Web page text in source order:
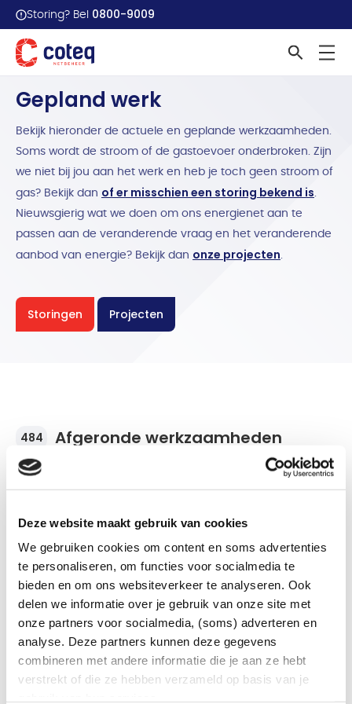
Deze website maakt gebruik van cookies
We gebruiken cookies om content en soms advertenties
te personaliseren, om functies voor socialmedia te
bieden en om ons websiteverkeer te analyseren. Ook
delen we informatie over je gebruik van onze site met
onze partners voor socialmedia, (soms) adverteren en
analyse. Deze partners kunnen deze gegevens
combineren met andere informatie die je aan ze hebt
verstrekt of die ze hebben verzameld op basis van je
Storing? Bel 0800-9009
Home Werkzaamheden overzicht
Gepland werk
Bekijk hieronder de actuele en geplande werkzaamheden.
Soms wordt de stroom of de gastoevoer onderbroken. Zijn
we niet bij jou aan het werk en heb je toch geen stroom of
gas? Bekijk dan of er misschien een storing bekend is.
Nieuwsgierig wat we doen om ons energienet aan te
passen aan de veranderende vraag en het veranderende
aanbod van energie? Bekijk dan onze projecten.
Storingen Projecten
484 Afgeronde werkzaamheden
Stroomonderbreking
De werkzaamheden zijn afgerond.
Postcode Plaats en wijk/buurt
28-07-2026 | 08:30 28-07-2026 | 15:00
Aantal klanten Soort werkzaamheden
Stroomonderbreking
De werkzaamheden zijn afgerond.
Postcodes
7572AB 7572ZV
Plaats en wijk/buurt
Oldenzaal
Van
24-07-2026 | 09:00 24-07-2026 | 15:00
Aantal klanten Soort werkzaamheden
Stroomonderbreking
De werkzaamheden zijn afgerond.